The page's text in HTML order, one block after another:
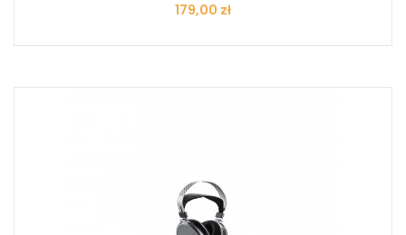
Cena
179,00 zł